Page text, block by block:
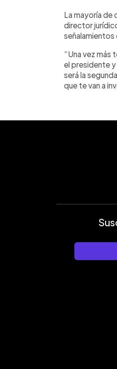
La mayoría de
director
señalamientos
“Una vez más
el presidente y
será la
que te van a